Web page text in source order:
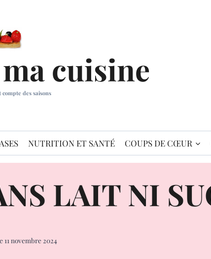
cuisine
des saisons
NUTRITION ET SANTÉ COUPS DE CŒUR
LAIT NI
11 novembre 2024